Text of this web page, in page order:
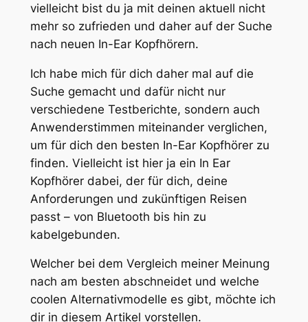
vielleicht bist du ja mit deinen aktuell nicht
mehr so zufrieden und daher auf der Suche
nach neuen In-Ear Kopfhörern.
Ich habe mich für dich daher mal auf die
Suche gemacht und dafür nicht nur
verschiedene Testberichte, sondern auch
Anwenderstimmen miteinander verglichen,
um für dich den besten In-Ear Kopfhörer zu
finden. Vielleicht ist hier ja ein In Ear
Kopfhörer dabei, der für dich, deine
Anforderungen und zukünftigen Reisen
passt – von Bluetooth bis hin zu
kabelgebunden.
Welcher bei dem Vergleich meiner Meinung
nach am besten abschneidet und welche
coolen Alternativmodelle es gibt, möchte ich
dir in diesem Artikel vorstellen.